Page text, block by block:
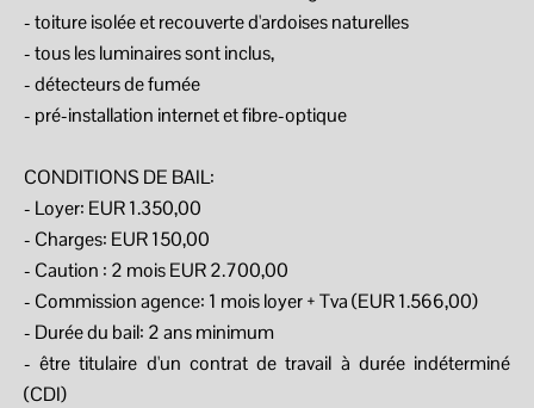
- toiture isolée et recouverte d'ardoises naturelles
- tous les luminaires sont inclus,
- détecteurs de fumée
- pré-installation internet et fibre-optique
CONDITIONS DE BAIL:
- Loyer: EUR 1.350,00
- Charges: EUR 150,00
- Caution : 2 mois EUR 2.700,00
- Commission agence: 1 mois loyer + Tva (EUR 1.566,00)
- Durée du bail: 2 ans minimum
- être titulaire d'un contrat de travail à durée indéterminé
(CDI)